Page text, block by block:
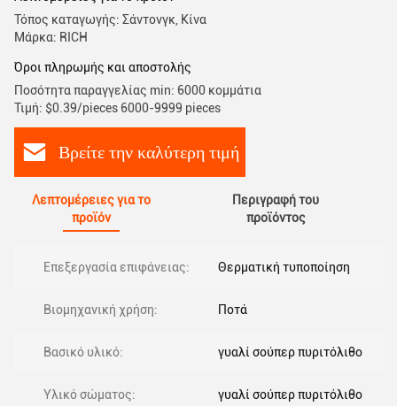
Τόπος καταγωγής: Σάντονγκ, Κίνα
Μάρκα: RICH
Όροι πληρωμής και αποστολής
Ποσότητα παραγγελίας min: 6000 κομμάτια
Τιμή: $0.39/pieces 6000-9999 pieces
Βρείτε την καλύτερη τιμή
Λεπτομέρειες για το
προϊόν
Περιγραφή του
προϊόντος
Επεξεργασία επιφάνειας: Θερματική τυποποίηση
Βιομηχανική χρήση: Ποτά
Βασικό υλικό: γυαλί σούπερ πυριτόλιθο
Υλικό σώματος: γυαλί σούπερ πυριτόλιθο